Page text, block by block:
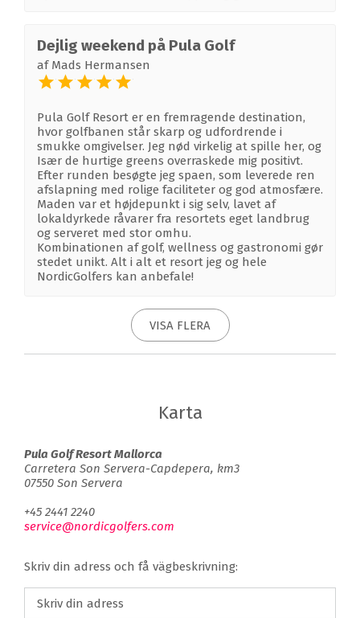
Dejlig weekend på Pula Golf
af Mads Hermansen
Pula Golf Resort er en fremragende destination,
hvor golfbanen står skarp og udfordrende i
smukke omgivelser. Jeg nød virkelig at spille her, og
Især de hurtige greens overraskede mig positivt.
Efter runden besøgte jeg spaen, som leverede ren
afslapning med rolige faciliteter og god atmosfære.
Maden var et højdepunkt i sig selv, lavet af
lokaldyrkede råvarer fra resortets eget landbrug
og serveret med stor omhu.
Kombinationen af golf, wellness og gastronomi gør
stedet unikt. Alt i alt et resort jeg og hele
NordicGolfers kan anbefale!
VISA FLERA
Karta
Pula Golf Resort Mallorca
Carretera Son Servera-Capdepera, km3
07550 Son Servera
+45 2441 2240
service@nordicgolfers.com
Skriv din adress och få vägbeskrivning: